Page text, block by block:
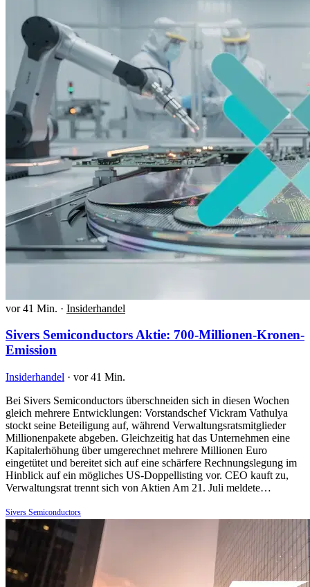
vor 41 Min. · Insiderhandel
Sivers Semiconductors Aktie: 700-Millionen-Kronen-
Emission
Insiderhandel · vor 41 Min.
Bei Sivers Semiconductors überschneiden sich in diesen Wochen
gleich mehrere Entwicklungen: Vorstandschef Vickram Vathulya
stockt seine Beteiligung auf, während Verwaltungsratsmitglieder
Millionenpakete abgeben. Gleichzeitig hat das Unternehmen eine
Kapitalerhöhung über umgerechnet mehrere Millionen Euro
eingetütet und bereitet sich auf eine schärfere Rechnungslegung im
Hinblick auf ein mögliches US-Doppellisting vor. CEO kauft zu,
Verwaltungsrat trennt sich von Aktien Am 21. Juli meldete…
Sivers Semiconductors